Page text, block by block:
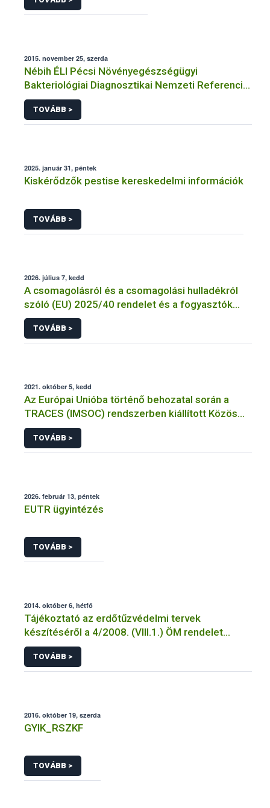
2015. november 25, szerda
Nébih ÉLI Pécsi Növényegészségügyi
Bakteriológiai Diagnosztikai Nemzeti Referencia
Laboratórium
TOVÁBB >
2025. január 31, péntek
Kiskérődzők pestise kereskedelmi információk
TOVÁBB >
2026. július 7, kedd
A csomagolásról és a csomagolási hulladékról
szóló (EU) 2025/40 rendelet és a fogyasztók
élelmiszerekkel kapcsolatos tájékoztatásáról
szóló 1169/2011/EU rendelet jelölési
kötelezettségeinek összehangolásáról szóló
TOVÁBB >
2021. október 5, kedd
Az Európai Unióba történő behozatal során a
TRACES (IMSOC) rendszerben kiállított Közös
Egészségügyi Beléptetési Okmány: KEBO-D
(angolul: CHEDD) használata
TOVÁBB >
2026. február 13, péntek
EUTR ügyintézés
TOVÁBB >
2014. október 6, hétfő
Tájékoztató az erdőtűzvédelmi tervek
készítéséről a 4/2008. (VIII.1.) ÖM rendelet
előírásai alapján
TOVÁBB >
2016. október 19, szerda
GYIK_RSZKF
TOVÁBB >